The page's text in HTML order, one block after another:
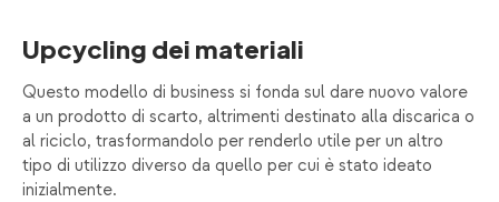
Upcycling dei materiali
Questo modello di business si fonda sul dare nuovo valore
a un prodotto di scarto, altrimenti destinato alla discarica o
al riciclo, trasformandolo per renderlo utile per un altro
tipo di utilizzo diverso da quello per cui è stato ideato
inizialmente.